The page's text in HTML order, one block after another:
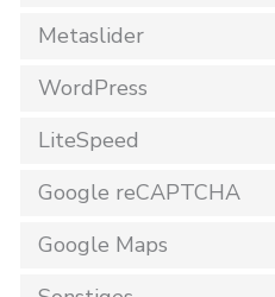
Metaslider
WordPress
LiteSpeed
Google reCAPTCHA
Google Maps